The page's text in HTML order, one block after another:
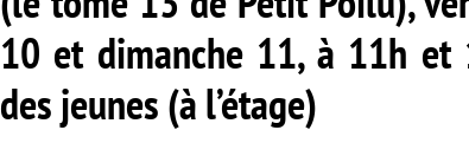
10 et dimanche 11, à 11h
des jeunes (à l’étage)